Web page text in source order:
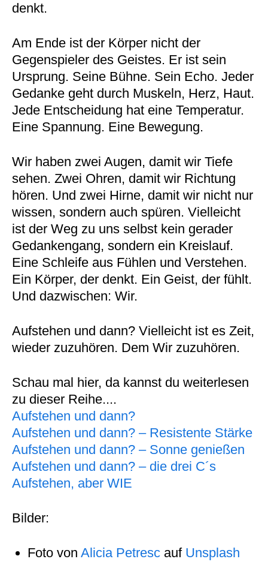
denkt.
Am Ende ist der Körper nicht der
Gegenspieler des Geistes. Er ist sein
Ursprung. Seine Bühne. Sein Echo. Jeder
Gedanke geht durch Muskeln, Herz, Haut.
Jede Entscheidung hat eine Temperatur.
Eine Spannung. Eine Bewegung.
Wir haben zwei Augen, damit wir Tiefe
sehen. Zwei Ohren, damit wir Richtung
hören. Und zwei Hirne, damit wir nicht nur
wissen, sondern auch spüren. Vielleicht
ist der Weg zu uns selbst kein gerader
Gedankengang, sondern ein Kreislauf.
Eine Schleife aus Fühlen und Verstehen.
Ein Körper, der denkt. Ein Geist, der fühlt.
Und dazwischen: Wir.
Aufstehen und dann? Vielleicht ist es Zeit,
wieder zuzuhören. Dem Wir zuzuhören.
Schau mal hier, da kannst du weiterlesen
zu dieser Reihe....
Aufstehen und dann?
Aufstehen und dann? – Resistente Stärke
Aufstehen und dann? – Sonne genießen
Aufstehen und dann? – die drei C´s
Aufstehen, aber WIE
Bilder:
Foto von Alicia Petrescauf Unsplash